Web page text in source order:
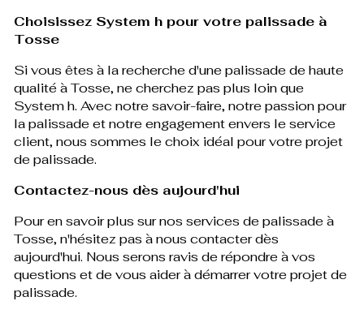
Choisissez System h pour votre palissade à
Tosse
Si vous êtes à la recherche d'une palissade de haute
qualité à Tosse, ne cherchez pas plus loin que
System h. Avec notre savoir-faire, notre passion pour
la palissade et notre engagement envers le service
client, nous sommes le choix idéal pour votre projet
de palissade.
Contactez-nous dès aujourd'hui
Pour en savoir plus sur nos services de palissade à
Tosse, n'hésitez pas à nous contacter dès
aujourd'hui. Nous serons ravis de répondre à vos
questions et de vous aider à démarrer votre projet de
palissade.